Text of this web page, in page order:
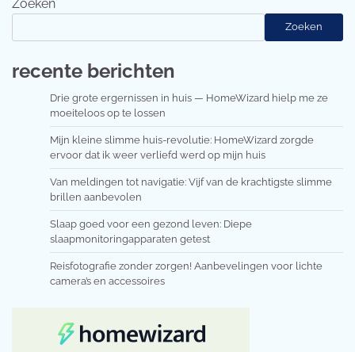
Zoeken
Zoeken
recente berichten
Drie grote ergernissen in huis — HomeWizard hielp me ze
moeiteloos op te lossen
Mijn kleine slimme huis-revolutie: HomeWizard zorgde
ervoor dat ik weer verliefd werd op mijn huis
Van meldingen tot navigatie: Vijf van de krachtigste slimme
brillen aanbevolen
Slaap goed voor een gezond leven: Diepe
slaapmonitoringapparaten getest
Reisfotografie zonder zorgen! Aanbevelingen voor lichte
camera’s en accessoires